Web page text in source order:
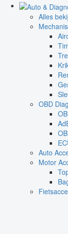
Alles
OBD
Auto
Motor